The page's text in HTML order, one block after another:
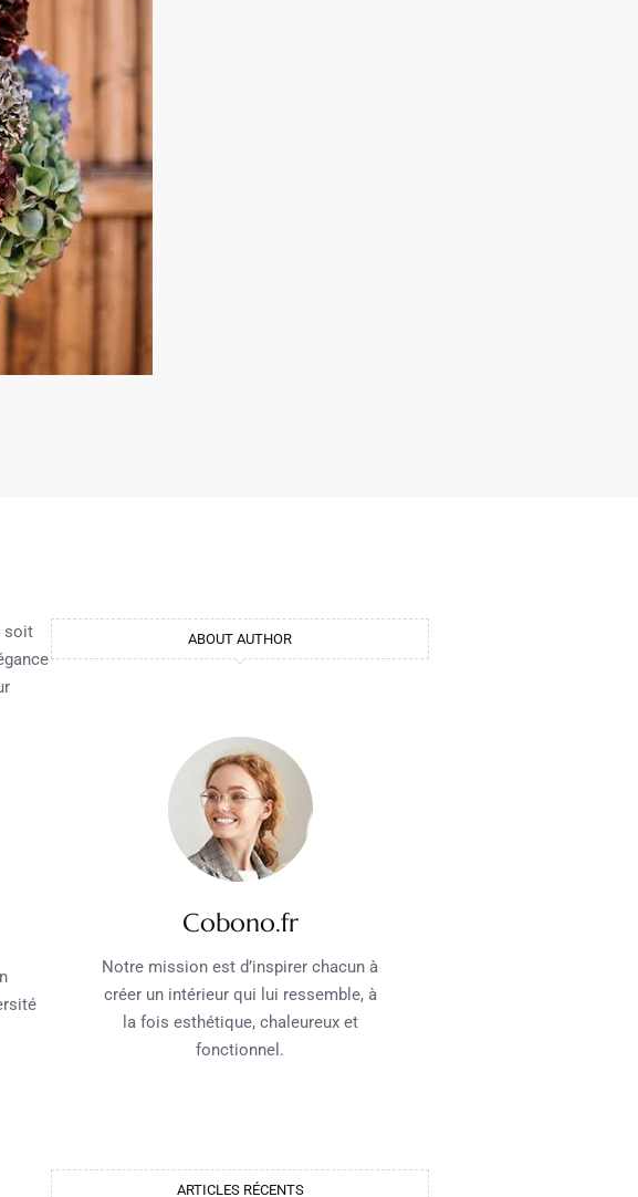
soit
ABOUT AUTHOR
Cobono.fr
Notre mission est d’inspirer chacun à
créer un intérieur qui lui ressemble, à
la fois esthétique, chaleureux et
fonctionnel.
ARTICLES RÉCENTS